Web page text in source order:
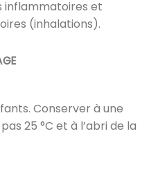
inflammatoires et
(inhalations).
Conserver à une
25 °C et à l’abri de la